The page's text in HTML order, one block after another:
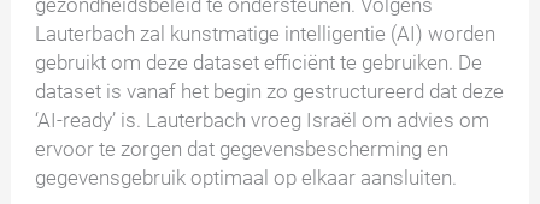
gezondheidsbeleid te ondersteunen. Volgens
Lauterbach zal kunstmatige intelligentie (AI) worden
gebruikt om deze dataset efficiënt te gebruiken. De
dataset is vanaf het begin zo gestructureerd dat deze
‘AI-ready’ is. Lauterbach vroeg Israël om advies om
ervoor te zorgen dat gegevensbescherming en
gegevensgebruik optimaal op elkaar aansluiten.